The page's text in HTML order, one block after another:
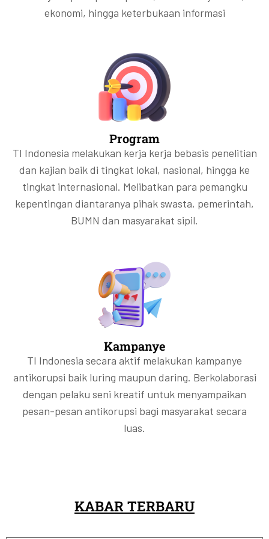
ekonomi, hingga keterbukaan informasi
Program
TI Indonesia melakukan kerja kerja bebasis penelitian
dan kajian baik di tingkat lokal, nasional, hingga ke
tingkat internasional. Melibatkan para pemangku
kepentingan diantaranya pihak swasta, pemerintah,
BUMN dan masyarakat sipil.
Kampanye
TI Indonesia secara aktif melakukan kampanye
antikorupsi baik luring maupun daring. Berkolaborasi
dengan pelaku seni kreatif untuk menyampaikan
pesan-pesan antikorupsi bagi masyarakat secara
luas.
KABAR TERBARU